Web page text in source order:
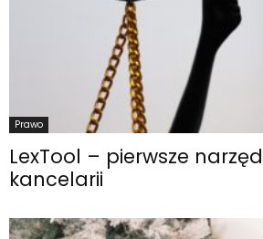
Prawo
LexTool – pierwsze
kancelarii